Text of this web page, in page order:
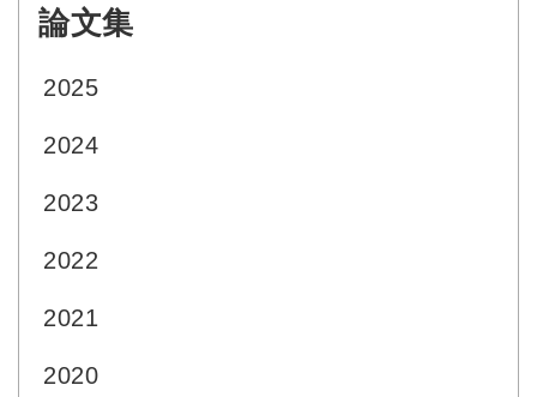
論文集
2025
2024
2023
2022
2021
2020